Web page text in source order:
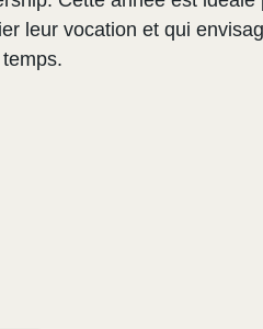
leur vocation et qui